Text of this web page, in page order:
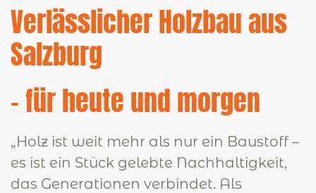
Verlässlicher Holzbau aus
Salzburg
– für heute und morgen
„Holz ist weit mehr als nur ein Baustoff –
es ist ein Stück gelebte Nachhaltigkeit,
das Generationen verbindet. Als